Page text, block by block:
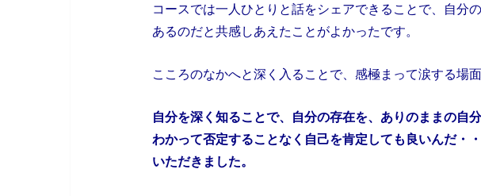
コースでは一人ひとりと話をシェアできることで、自分
あるのだと共感しあえたことがよかったです。
こころのなかへと深く入ることで、感極まって涙する場面
自分を深く知ることで、自分の存在を、ありのままの自
わかって否定することなく自己を肯定しても良いんだ・
いただきました。